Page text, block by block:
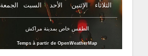
الجمعة السبت الأحد الإثنين الثلاثاء
الطقس خاص بمدينة مراكش
Temps à partir de OpenWeatherMap